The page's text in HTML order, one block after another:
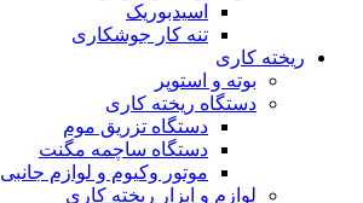
اسیدبوریک
تنه کار جوشکاری
ریخته کاری
بوته و استوپر
دستگاه ریخته کاری
دستگاه تزریق موم
دستگاه ساچمه مگنت
موتور وکیوم و لوازم جانبی
لوازم و ابزار ریخته کاری